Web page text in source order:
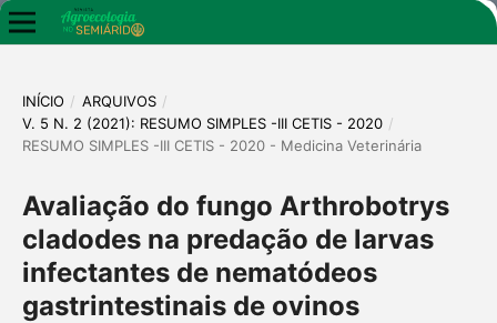
INÍCIO / ARQUIVOS /
V. 5 N. 2 (2021): RESUMO SIMPLES -III CETIS - 2020 /
RESUMO SIMPLES -III CETIS - 2020 - Medicina Veterinária
Avaliação do fungo Arthrobotrys
cladodes na predação de larvas
infectantes de nematódeos
gastrintestinais de ovinos